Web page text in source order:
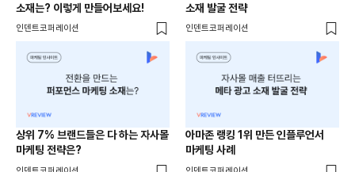
소재는? 이렇게 만들어보세요!
인덴트코퍼레이션
소재 발굴 전략
인덴트코퍼레이션
상위 7% 브랜드들은 다 하는 자사몰
마케팅 전략은?
아마존 랭킹 1위 만든 인플루언서
마케팅 사례